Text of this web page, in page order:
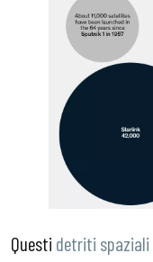
Questi detriti spaziali